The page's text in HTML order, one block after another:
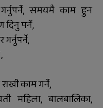
समयमै काम हुन
पर्ने,
गर्नुपर्ने,
काम गर्ने,
महिला, बालबालिका,